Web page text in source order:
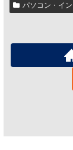
パソコン・イ